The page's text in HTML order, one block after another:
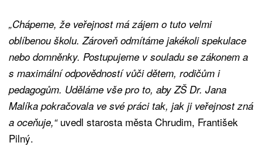
„Chápeme, že veřejnost má zájem o tuto velmi
oblíbenou školu. Zároveň odmítáme jakékoli spekulace
nebo domněnky. Postupujeme v souladu se zákonem a
s maximální odpovědností vůči dětem, rodičům i
pedagogům. Uděláme vše pro to, aby ZŠ Dr. Jana
Malíka pokračovala ve své práci tak, jak ji veřejnost zná
a oceňuje,“ uvedl starosta města Chrudim, František
Pilný.